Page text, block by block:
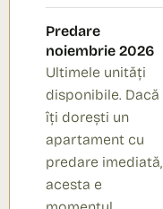
Predare
noiembrie 2026
Ultimele unități
disponibile. Dacă
îți dorești un
apartament cu
predare imediată,
acesta e